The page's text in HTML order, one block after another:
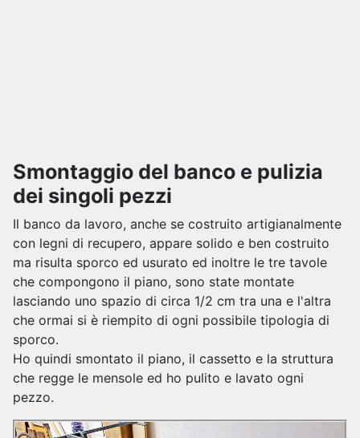
Smontaggio del banco e pulizia
dei singoli pezzi
Il banco da lavoro, anche se costruito artigianalmente
con legni di recupero, appare solido e ben costruito
ma risulta sporco ed usurato ed inoltre le tre tavole
che compongono il piano, sono state montate
lasciando uno spazio di circa 1/2 cm tra una e l'altra
che ormai si è riempito di ogni possibile tipologia di
sporco.
Ho quindi smontato il piano, il cassetto e la struttura
che regge le mensole ed ho pulito e lavato ogni
pezzo.